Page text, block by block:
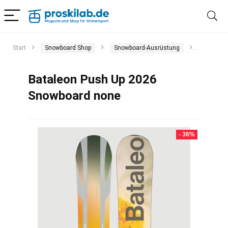
Start Snowboard Shop Snowboard-Ausrüstung
Bataleon Push Up 2026
Snowboard none
- 36%